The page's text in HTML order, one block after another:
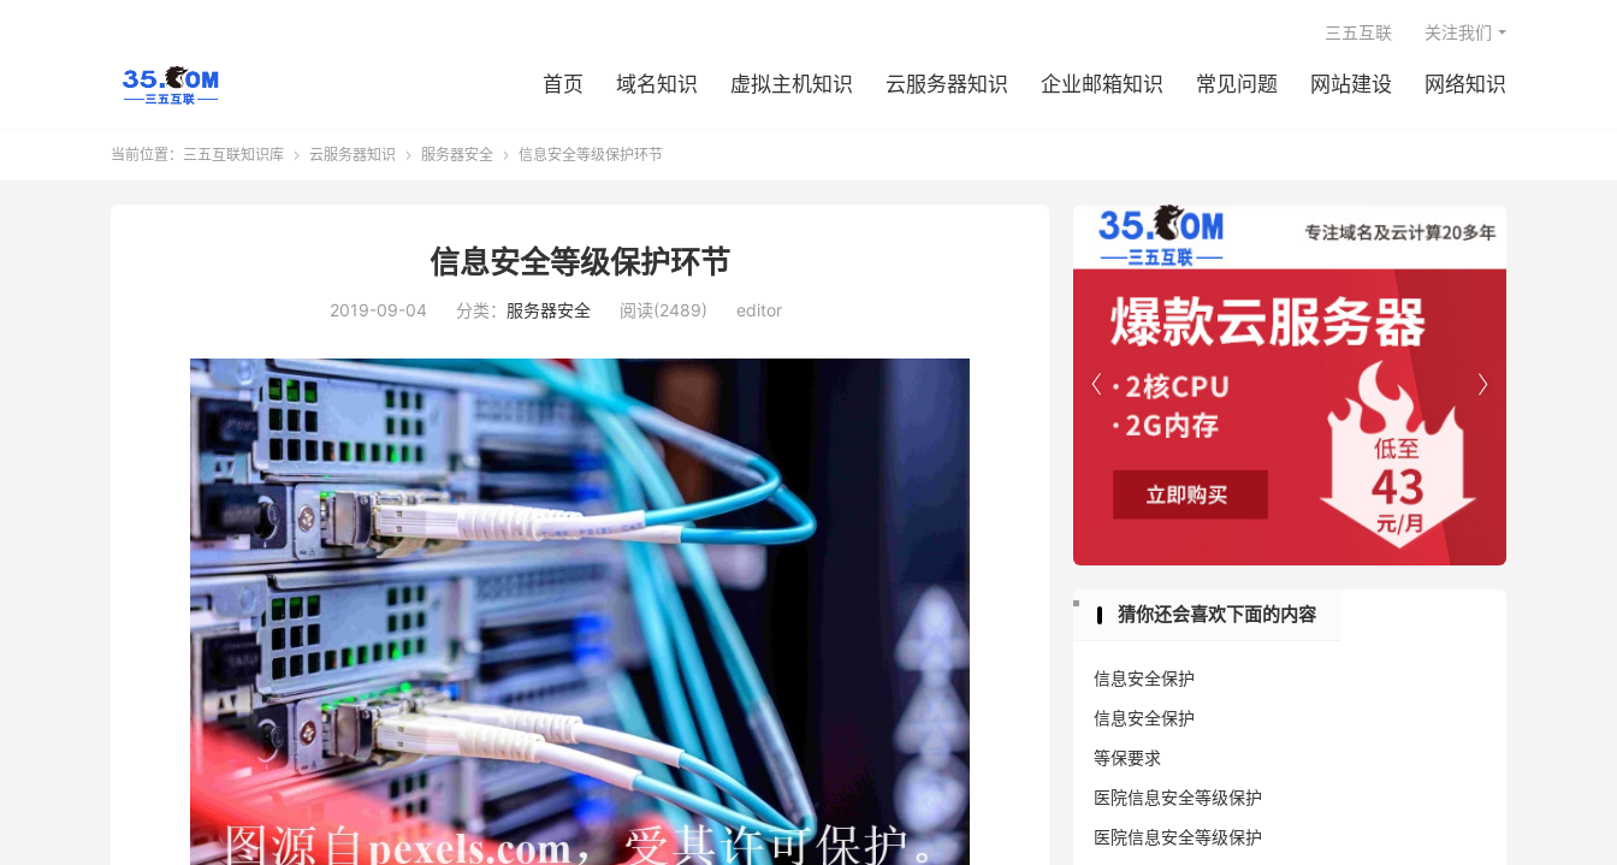
首页 域名知识 虚拟主机知识 云服务器知识 企业邮箱知识 常见问题 网站建设 网络知识
三五互联 关注我们
当前位置： 三五互联知识库  云服务器知识  服务器安全  信息安全等级保护环节
信息安全等级保护环节
2019-09-04 分类： 服务器安全 阅读(2489) editor


猜你还会喜欢下面的内容
信息安全保护
信息安全保护
等保要求
医院信息安全等级保护
医院信息安全等级保护